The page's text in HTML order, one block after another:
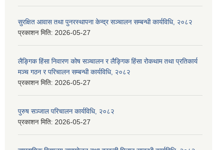
सुरक्षित आवास तथा पुनरस्थापना केन्द्र सञ्चालन सम्बन्धी कार्यविधि, २०८२
प्रकाशन मिति: 2026-05-27
लैङ्गिक हिंसा निवारण कोष सञ्चालन र लैङ्गिक हिंसा रोकथाम तथा प्रतिकार्य
मञ्च गठन र परिचालन सम्बन्धी कार्यविधि, २०८२
प्रकाशन मिति: 2026-05-27
पुरुष सञ्जाल परिचालन कार्यविधि, २०८२
प्रकाशन मिति: 2026-05-27